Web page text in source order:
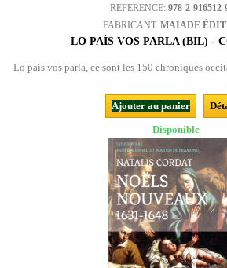
REFERENCE: 978-2-916512-
FABRICANT: MAIADE
LO PAÍS VOS PARLA (BIL) -
Lo país vos parla, ce sont les 150 chroniques
Ajouter au panier
Disponible